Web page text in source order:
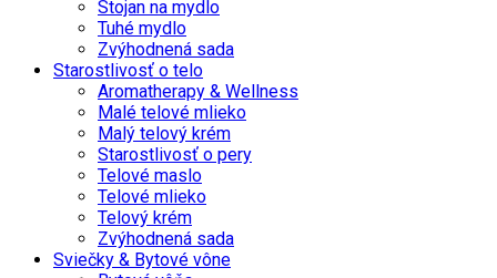
Stojan na mydlo
Tuhé mydlo
Zvýhodnená sada
Starostlivosť o telo
Aromatherapy & Wellness
Malé telové mlieko
Malý telový krém
Starostlivosť o pery
Telové maslo
Telové mlieko
Telový krém
Zvýhodnená sada
Sviečky & Bytové vône